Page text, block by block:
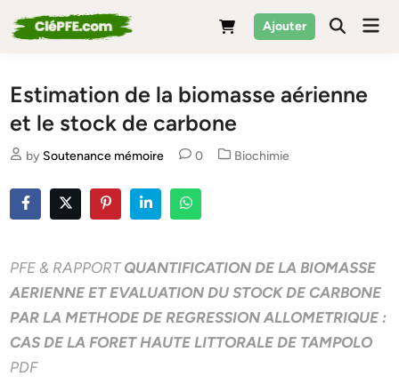
to
Ajouter
Estimation de la biomasse aérienne
et le stock de carbone
by Soutenance mémoire 0
Posted
Biochimie
PFE & RAPPORTQUANTIFICATION DE LA BIOMASSE
AERIENNE ET EVALUATION DU STOCK DE CARBONE
PAR LA METHODE DE REGRESSION ALLOMETRIQUE :
CAS DE LA FORET HAUTE LITTORALE DE TAMPOLO
PDF